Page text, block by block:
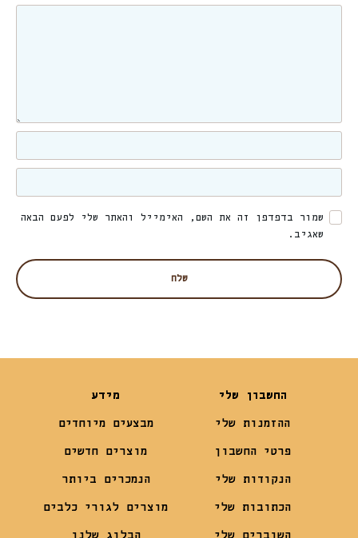
שמור בדפדפן זה את השם, האימייל והאתר שלי לפעם הבאה
שאגיב.
החשבון שלי
ההזמנות שלי
פרטי החשבון
הנקודות שלי
הכתובות שלי
השוברים שלי
מידע
מבצעים מיוחדים
מוצרים חדשים
הנמכרים ביותר
מוצרים לגורי כלבים
הבלוג שלנו